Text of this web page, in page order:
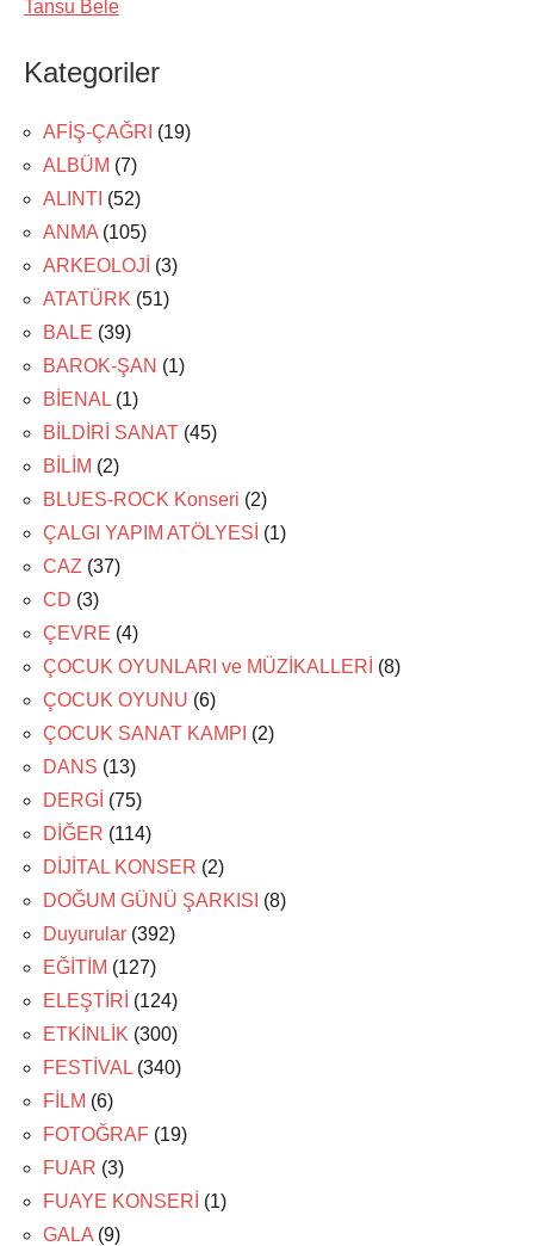
Tansu Bele
Kategoriler
AFİŞ-ÇAĞRI (19)
ALBÜM (7)
ALINTI (52)
ANMA (105)
ARKEOLOJİ (3)
ATATÜRK (51)
BALE (39)
BAROK-ŞAN (1)
BİENAL (1)
BİLDİRİ SANAT (45)
BİLİM (2)
BLUES-ROCK Konseri (2)
ÇALGI YAPIM ATÖLYESİ (1)
CAZ (37)
CD (3)
ÇEVRE (4)
ÇOCUK OYUNLARI ve MÜZİKALLERİ (8)
ÇOCUK OYUNU (6)
ÇOCUK SANAT KAMPI (2)
DANS (13)
DERGİ (75)
DİĞER (114)
DİJİTAL KONSER (2)
DOĞUM GÜNÜ ŞARKISI (8)
Duyurular (392)
EĞİTİM (127)
ELEŞTİRİ (124)
ETKİNLİK (300)
FESTİVAL (340)
FİLM (6)
FOTOĞRAF (19)
FUAR (3)
FUAYE KONSERİ (1)
GALA (9)